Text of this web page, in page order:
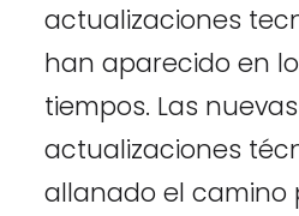
actualizaciones
han aparecido en
tiempos. Las nuevas
actualizaciones
allanado el camino